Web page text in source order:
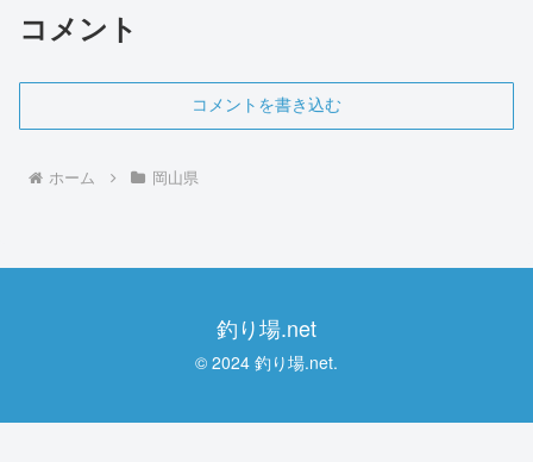
コメント
コメントを書き込む
ホーム 岡山県
釣り場.net
© 2024 釣り場.net.